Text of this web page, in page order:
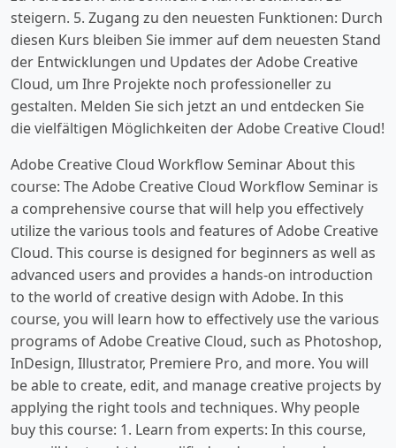
steigern. 5. Zugang zu den neuesten Funktionen: Durch
diesen Kurs bleiben Sie immer auf dem neuesten Stand
der Entwicklungen und Updates der Adobe Creative
Cloud, um Ihre Projekte noch professioneller zu
gestalten. Melden Sie sich jetzt an und entdecken Sie
die vielfältigen Möglichkeiten der Adobe Creative Cloud!
Adobe Creative Cloud Workflow Seminar About this
course: The Adobe Creative Cloud Workflow Seminar is
a comprehensive course that will help you effectively
utilize the various tools and features of Adobe Creative
Cloud. This course is designed for beginners as well as
advanced users and provides a hands-on introduction
to the world of creative design with Adobe. In this
course, you will learn how to effectively use the various
programs of Adobe Creative Cloud, such as Photoshop,
InDesign, Illustrator, Premiere Pro, and more. You will
be able to create, edit, and manage creative projects by
applying the right tools and techniques. Why people
buy this course: 1. Learn from experts: In this course,